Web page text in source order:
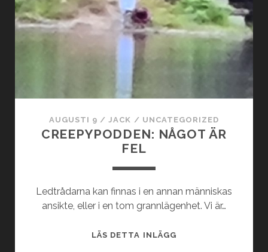
AUGUSTI 9 /JACK / UNCATEGORIZED
CREEPYPODDEN: NÅGOT ÄR
FEL
Ledtrådarna kan finnas i en annan människas
ansikte, eller i en tom grannlägenhet. Vi är…
LÄS DETTA INLÄGGCREEPYPODDEN: